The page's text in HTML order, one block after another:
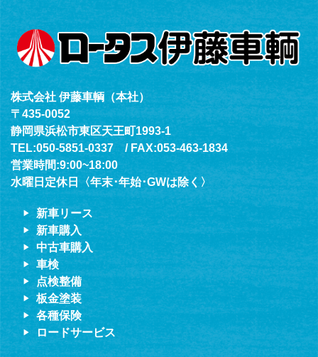
株式会社 伊藤車輌（本社）
〒435-0052
静岡県浜松市東区天王町1993-1
TEL:050-5851-0337 / FAX:053-463-1834
営業時間:9:00~18:00
水曜日定休日〈年末･年始･GWは除く〉
新車リース
新車購入
中古車購入
車検
点検整備
板金塗装
各種保険
ロードサービス